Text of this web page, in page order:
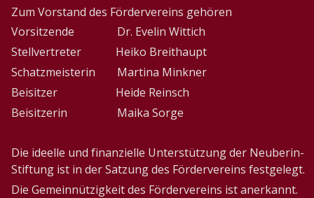
Zum Vorstand des Fördervereins gehören
Vorsitzende
Dr. Evelin Wittich
Stellvertreter
         Heiko Breithaupt
Schatzmeisterin
Martina Minkner
Beisitzer
         Heide Reinsch
Beisitzerin
Maika Sorge
Die ideelle und finanzielle Unterstützung der Neuberin-
Stiftung ist in der Satzung des Fördervereins festgelegt.
Die Gemeinnützigkeit des Fördervereins ist anerkannt.